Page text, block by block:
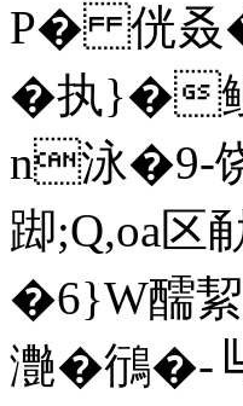
P� 侊叒
�执}�鳗
n泳�9-
踋;Q,oa区
�6}W醹絜
灔�鴴�